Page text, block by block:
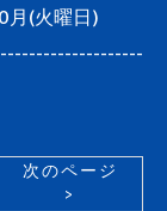
月(火曜日)
次のページ
>